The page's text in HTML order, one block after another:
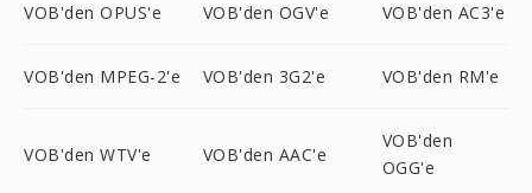
VOB'den OPUS'e VOB'den OGV'e VOB'den AC3'e
VOB'den MPEG-2'e VOB'den 3G2'e VOB'den RM'e
VOB'den WTV'e VOB'den AAC'e
VOB'den
OGG'e